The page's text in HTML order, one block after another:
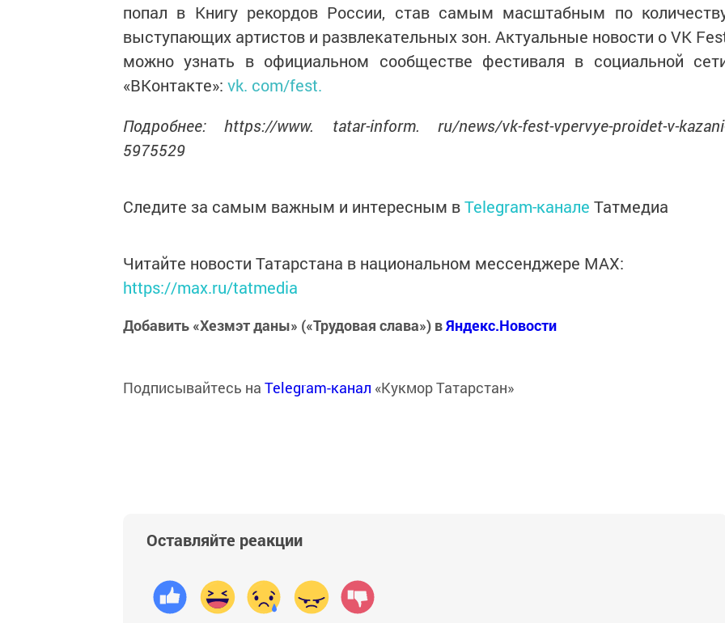
попал в Книгу рекордов России, став самым масштабным по
выступающих артистов и развлекательных зон. Актуальные новости о VK
можно узнать в официальном сообществе фестиваля в социальной
«ВКонтакте»: vk. com/fest.
Подробнее: https://www. tatar-inform. ru/news/vk-fest-vpervye-proidet-v-
5975529
Следите за самым важным и интересным вTelegram-канале Татмедиа
Читайте новости Татарстана в национальном мессенджере MАХ:
https://max.ru/tatmedia
Добавить «Хезмэт даны» («Трудовая слава») вЯндекс.Новости
Подписывайтесь на Telegram-канал «Кукмор Татарстан»
Оставляйте реакции